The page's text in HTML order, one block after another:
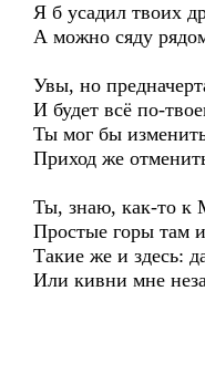
Я б усадил твоих
А можно сяду
Увы, но
И будет всё по-
Ты мог бы
Приход же
Ты, знаю, как-то к
Простые горы там
Такие же и здесь:
Или кивни мне